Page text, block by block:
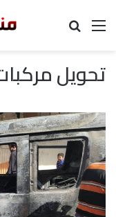
القائمة
تحويل